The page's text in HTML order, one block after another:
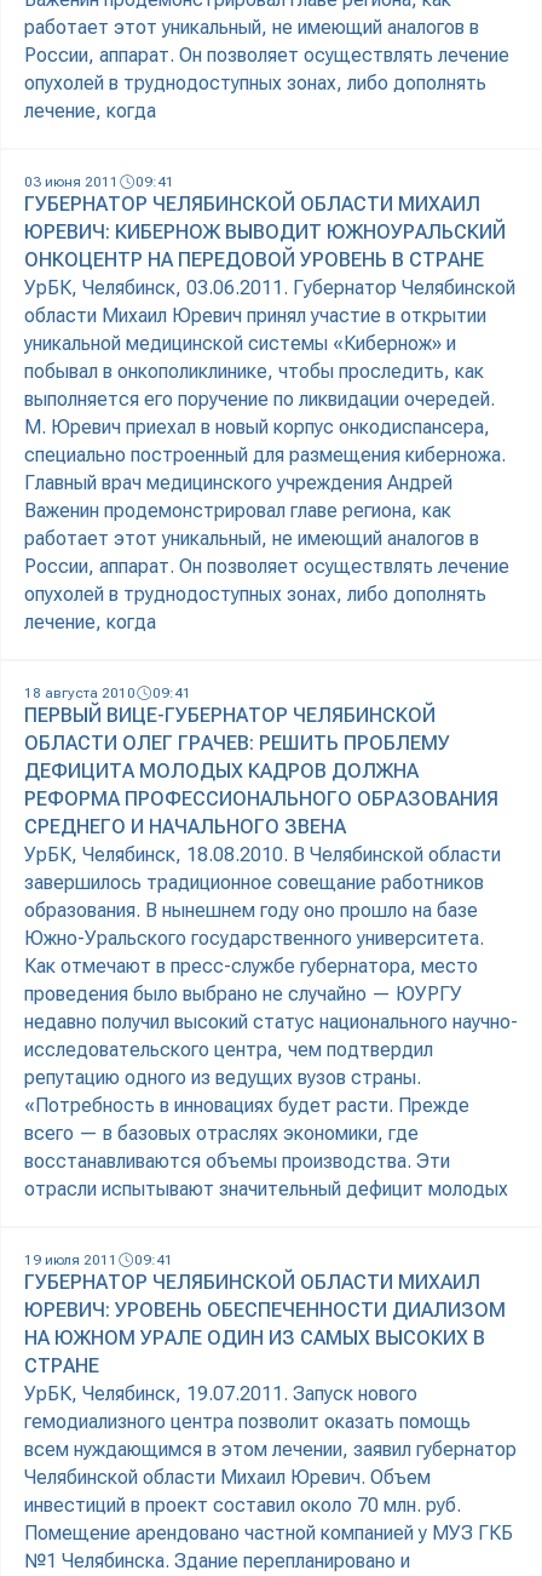
работает этот уникальный, не имеющий аналогов в
России, аппарат. Он позволяет осуществлять лечение
опухолей в труднодоступных зонах, либо дополнять
лечение, когда
03 июня 2011 09:41
ГУБЕРНАТОР ЧЕЛЯБИНСКОЙ ОБЛАСТИ МИХАИЛ
ЮРЕВИЧ: КИБЕРНОЖ ВЫВОДИТ ЮЖНОУРАЛЬСКИЙ
ОНКОЦЕНТР НА ПЕРЕДОВОЙ УРОВЕНЬ В СТРАНЕ
УрБК, Челябинск, 03.06.2011. Губернатор Челябинской
области Михаил Юревич принял участие в открытии
уникальной медицинской системы «Кибернож» и
побывал в онкополиклинике, чтобы проследить, как
выполняется его поручение по ликвидации очередей.
М. Юревич приехал в новый корпус онкодиспансера,
специально построенный для размещения киберножа.
Главный врач медицинского учреждения Андрей
Важенин продемонстрировал главе региона, как
работает этот уникальный, не имеющий аналогов в
России, аппарат. Он позволяет осуществлять лечение
опухолей в труднодоступных зонах, либо дополнять
лечение, когда
18 августа 2010 09:41
ПЕРВЫЙ ВИЦЕ-ГУБЕРНАТОР ЧЕЛЯБИНСКОЙ
ОБЛАСТИ ОЛЕГ ГРАЧЕВ: РЕШИТЬ ПРОБЛЕМУ
ДЕФИЦИТА МОЛОДЫХ КАДРОВ ДОЛЖНА
РЕФОРМА ПРОФЕССИОНАЛЬНОГО ОБРАЗОВАНИЯ
СРЕДНЕГО И НАЧАЛЬНОГО ЗВЕНА
УрБК, Челябинск, 18.08.2010. В Челябинской области
завершилось традиционное совещание работников
образования. В нынешнем году оно прошло на базе
Южно-Уральского государственного университета.
Как отмечают в пресс-службе губернатора, место
проведения было выбрано не случайно — ЮУРГУ
недавно получил высокий статус национального научно-
исследовательского центра, чем подтвердил
репутацию одного из ведущих вузов страны.
«Потребность в инновациях будет расти. Прежде
всего — в базовых отраслях экономики, где
восстанавливаются объемы производства. Эти
отрасли испытывают значительный дефицит молодых
19 июля 2011 09:41
ГУБЕРНАТОР ЧЕЛЯБИНСКОЙ ОБЛАСТИ МИХАИЛ
ЮРЕВИЧ: УРОВЕНЬ ОБЕСПЕЧЕННОСТИ ДИАЛИЗОМ
НА ЮЖНОМ УРАЛЕ ОДИН ИЗ САМЫХ ВЫСОКИХ В
СТРАНЕ
УрБК, Челябинск, 19.07.2011. Запуск нового
гемодиализного центра позволит оказать помощь
всем нуждающимся в этом лечении, заявил губернатор
Челябинской области Михаил Юревич. Объем
инвестиций в проект составил около 70 млн. руб.
Помещение арендовано частной компанией у МУЗ ГКБ
№1 Челябинска. Здание перепланировано и